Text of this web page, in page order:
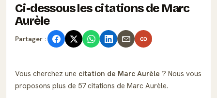
Ci-dessous les citations de Marc
Aurèle
Partager :
Vous cherchez une citation de Marc Aurèle ? Nous vous
proposons plus de 57 citations de Marc Aurèle.